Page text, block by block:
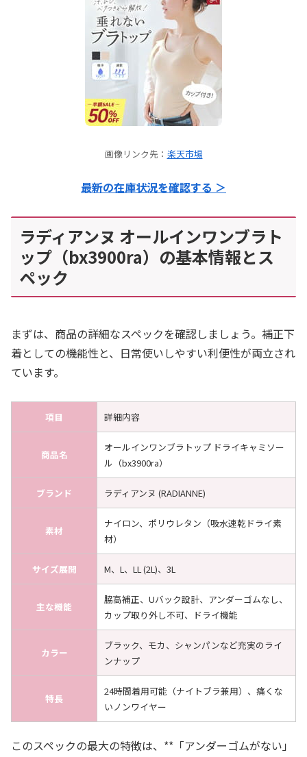
画像リンク先： 楽天市場
最新の在庫状況を確認する ＞
ラディアンヌ オールインワンブラト
ップ（bx3900ra）の基本情報とス
ペック
まずは、商品の詳細なスペックを確認しましょう。補正下
着としての機能性と、日常使いしやすい利便性が両立され
ています。
項目 詳細内容
商品名
オールインワンブラトップ ドライキャミソー
ル（bx3900ra）
ブランド ラディアンヌ (RADIANNE)
素材
ナイロン、ポリウレタン（吸水速乾ドライ素
材）
サイズ展開 M、L、LL (2L)、3L
主な機能
脇高補正、Uバック設計、アンダーゴムなし、
カップ取り外し不可、ドライ機能
カラー
ブラック、モカ、シャンパンなど充実のライ
ンナップ
特長
24時間着用可能（ナイトブラ兼用）、痛くな
いノンワイヤー
このスペックの最大の特徴は、**「アンダーゴムがない」